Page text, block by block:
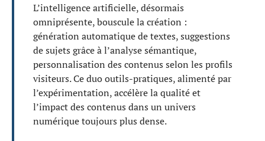
L’intelligence artificielle, désormais
omniprésente, bouscule la création :
génération automatique de textes, suggestions
de sujets grâce à l’analyse sémantique,
personnalisation des contenus selon les profils
visiteurs. Ce duo outils-pratiques, alimenté par
l’expérimentation, accélère la qualité et
l’impact des contenus dans un univers
numérique toujours plus dense.